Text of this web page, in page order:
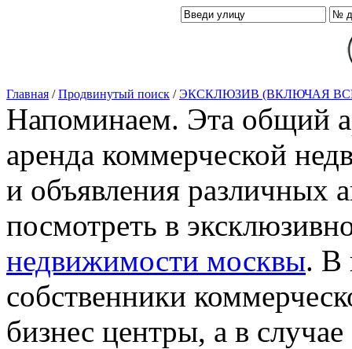
Главная /Продвинутый поиск /ЭКСКЛЮЗИВ (ВКЛЮЧАЯ
Напоминаем. Эта общий
аренда коммерческой
и объявления различных
посмотреть в
недвижимости москвы. В
собственники
бизнес центры, а в случае